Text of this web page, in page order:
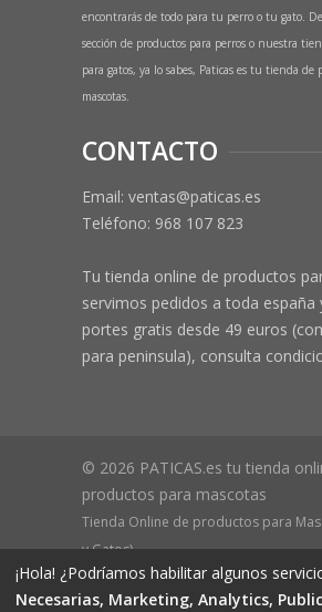
encontrarás de todo para tu perro o tu gato.
sección de productos para perros o nuestra
para gatos, ya lo sabes, Paticas es tu tienda de
mascotas.
CONTACTO
Email: ventas@paticas.es
Teléfono: 968 107 823
Tu tienda online de productos
servimos pedidos a toda españa
portes gratis desde 49 euros
para peninsula), consulta
© 2026 PATICAS.es tu tienda
productos para mascotas
Tienda Online de productos para
y Gatos)
CIF B73648305 Domicilio: Av
30570, Beniaján (MURCIA) - ESPAÑA
¡Hola! ¿Podríamos habilitar algunos
Necesarias, Marketing, Analytics,